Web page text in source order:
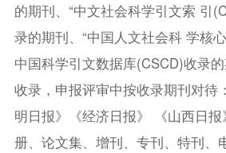
的期刊、“中文社会科学引文索 引
录的期刊、“中国人文社会科 学核心
中国科学引文数据库(CSCD)收录
收录，申报评审中按收录期刊对待
明日报》《经济日报》 《山西日
册、论文集、增刊、专刊、特刊、